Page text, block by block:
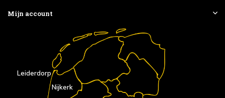
Mijn account
Nijkerk
Leiderdorp